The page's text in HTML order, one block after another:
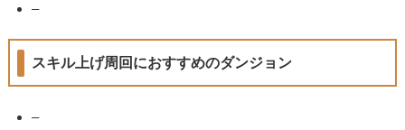
–
スキル上げ周回におすすめのダンジョン
–